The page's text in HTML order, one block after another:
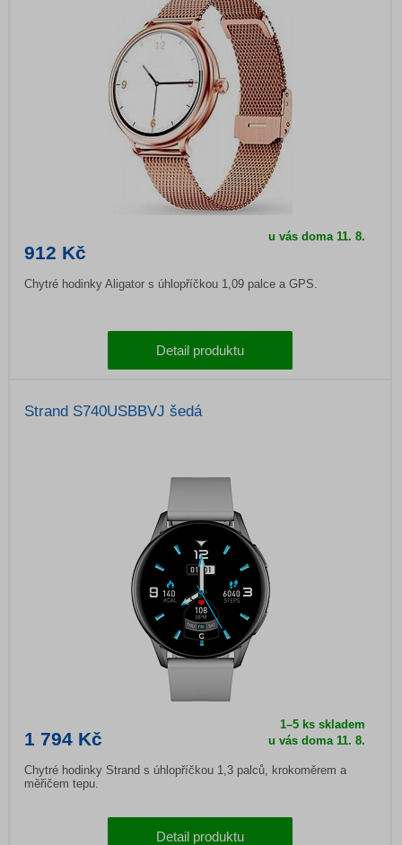
912 Kč
u vás doma11. 8.
Chytré hodinky Aligator s úhlopříčkou 1,09 palce a GPS.
Detail produktu
Strand S740USBBVJ šedá
1 794 Kč
1–5 ks skladem
u vás doma11. 8.
Chytré hodinky Strand s úhlopříčkou 1,3 palců, krokoměrem a
měřičem tepu.
Detail produktu